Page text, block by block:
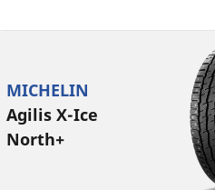
MICHELIN
Agilis X-Ice
North+